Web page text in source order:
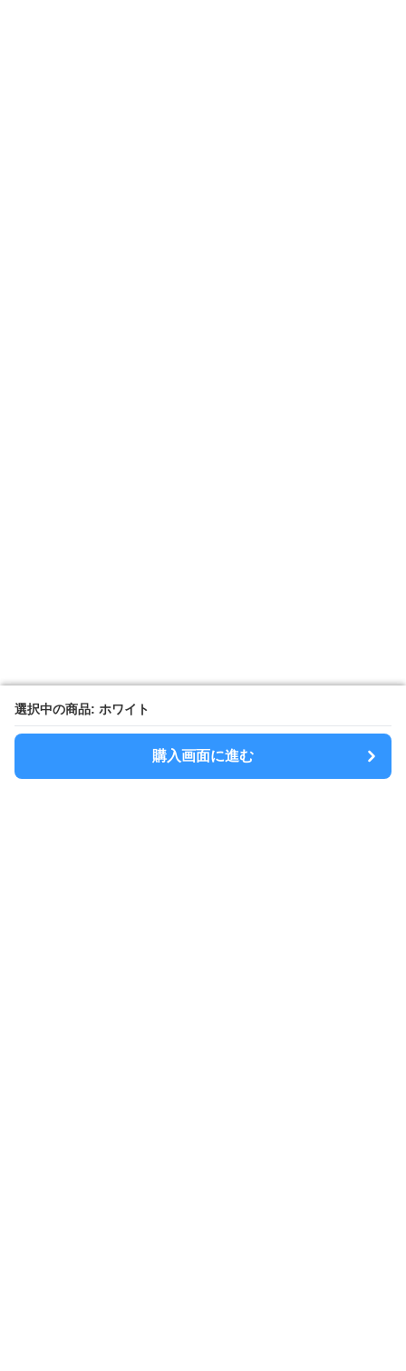
選択中の商品: ホワイト
購入画面に進む
選択中の商品: ホワイト
購入画面に進む